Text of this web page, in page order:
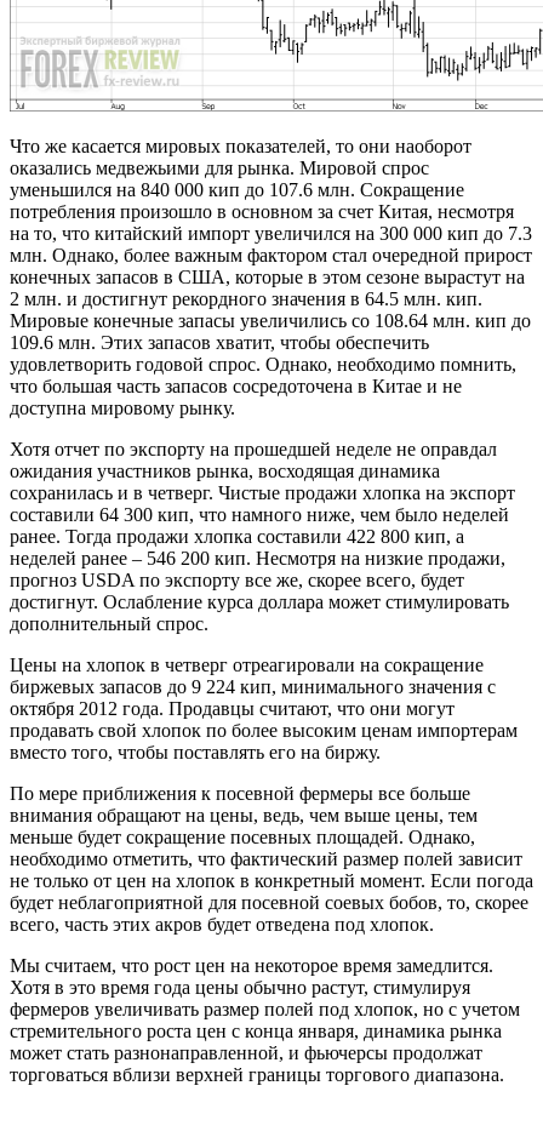
Что же касается мировых показателей, то они наоборот
оказались медвежьими для рынка. Мировой спрос
уменьшился на 840 000 кип до 107.6 млн. Сокращение
потребления произошло в основном за счет Китая, несмотря
на то, что китайский импорт увеличился на 300 000 кип до 7.3
млн. Однако, более важным фактором стал очередной прирост
конечных запасов в США, которые в этом сезоне вырастут на
2 млн. и достигнут рекордного значения в 64.5 млн. кип.
Мировые конечные запасы увеличились со 108.64 млн. кип до
109.6 млн. Этих запасов хватит, чтобы обеспечить
удовлетворить годовой спрос. Однако, необходимо помнить,
что большая часть запасов сосредоточена в Китае и не
доступна мировому рынку.
Хотя отчет по экспорту на прошедшей неделе не оправдал
ожидания участников рынка, восходящая динамика
сохранилась и в четверг. Чистые продажи хлопка на экспорт
составили 64 300 кип, что намного ниже, чем было неделей
ранее. Тогда продажи хлопка составили 422 800 кип, а
неделей ранее – 546 200 кип. Несмотря на низкие продажи,
прогноз USDA по экспорту все же, скорее всего, будет
достигнут. Ослабление курса доллара может стимулировать
дополнительный спрос.
Цены на хлопок в четверг отреагировали на сокращение
биржевых запасов до 9 224 кип, минимального значения с
октября 2012 года. Продавцы считают, что они могут
продавать свой хлопок по более высоким ценам импортерам
вместо того, чтобы поставлять его на биржу.
По мере приближения к посевной фермеры все больше
внимания обращают на цены, ведь, чем выше цены, тем
меньше будет сокращение посевных площадей. Однако,
необходимо отметить, что фактический размер полей зависит
не только от цен на хлопок в конкретный момент. Если погода
будет неблагоприятной для посевной соевых бобов, то, скорее
всего, часть этих акров будет отведена под хлопок.
Мы считаем, что рост цен на некоторое время замедлится.
Хотя в это время года цены обычно растут, стимулируя
фермеров увеличивать размер полей под хлопок, но с учетом
стремительного роста цен с конца января, динамика рынка
может стать разнонаправленной, и фьючерсы продолжат
торговаться вблизи верхней границы торгового диапазона.